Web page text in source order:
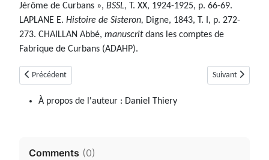
Jérôme de Curbans », BSSL, T. XX, 1924-1925, p. 66-69.
LAPLANE E. Histoire de Sisteron, Digne, 1843, T. I, p. 272-
273. CHAILLAN Abbé, manuscritdans les comptes de
Fabrique de Curbans (ADAHP).
Article précédent : Cruis
Précédent Article suivant :
Suivant
À propos de l'auteur : Daniel Thiery
Comments (0)